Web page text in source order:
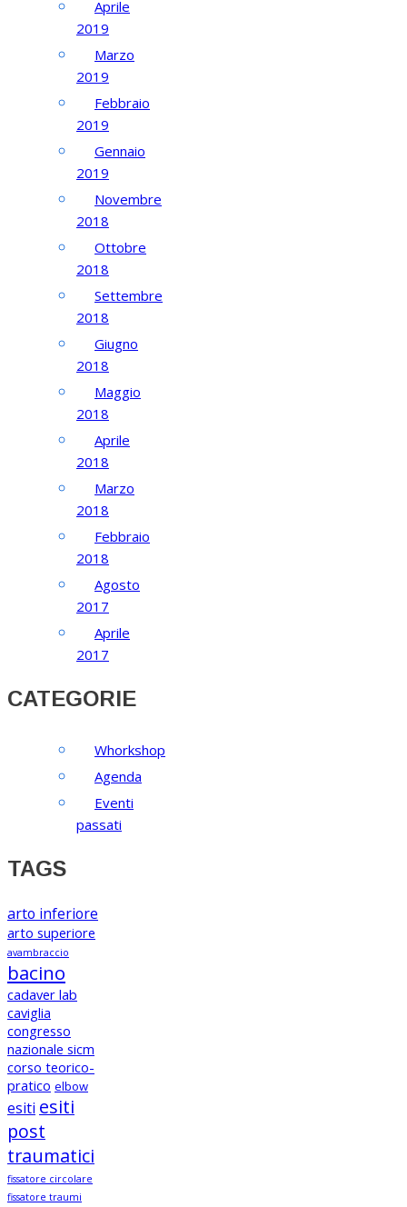
Aprile
2019
Marzo
2019
Febbraio
2019
Gennaio
2019
Novembre
2018
Ottobre
2018
Settembre
2018
Giugno
2018
Maggio
2018
Aprile
2018
Marzo
2018
Febbraio
2018
Agosto
2017
Aprile
2017
CATEGORIE
Whorkshop
Agenda
Eventi
passati
TAGS
arto inferiore
arto superiore
avambraccio
bacino
cadaver lab
caviglia
congresso
nazionale sicm
corso teorico-
pratico elbow
esiti esiti
post
traumatici
fissatore circolare
fissatore traumi